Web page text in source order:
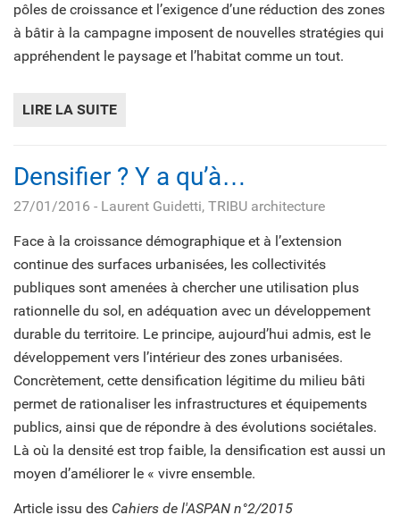
pôles de croissance et l’exigence d’une réduction des zones
à bâtir à la campagne imposent de nouvelles stratégies qui
appréhendent le paysage et l’habitat comme un tout.
LIRE LA SUITE
Densifier ? Y a qu’à…
27/01/2016 - Laurent Guidetti, TRIBU architecture
Face à la croissance démographique et à l’extension
continue des surfaces urbanisées, les collectivités
publiques sont amenées à chercher une utilisation plus
rationnelle du sol, en adéquation avec un développement
durable du territoire. Le principe, aujourd’hui admis, est le
développement vers l’intérieur des zones urbanisées.
Concrètement, cette densification légitime du milieu bâti
permet de rationaliser les infrastructures et équipements
publics, ainsi que de répondre à des évolutions sociétales.
Là où la densité est trop faible, la densification est aussi un
moyen d’améliorer le « vivre ensemble.
Article issu des Cahiers de l'ASPAN n°2/2015